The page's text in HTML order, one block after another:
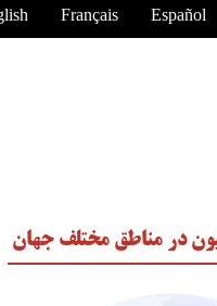
Français Español
در مناطق مختلف جهان